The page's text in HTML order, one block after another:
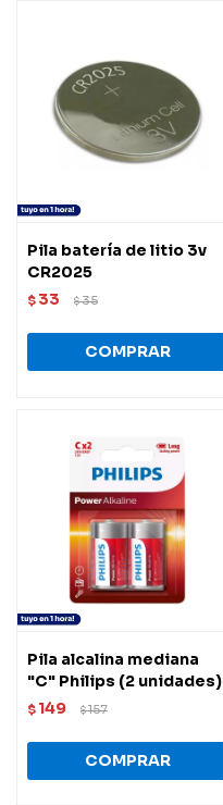
Pila batería de litio 3v
CR2025
$ 33 $35
Pila alcalina mediana
"C" Philips (2 unidades)
$ 149 $157